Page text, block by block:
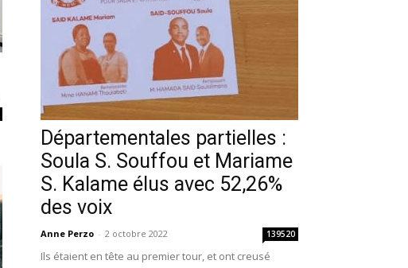
Départementales partielles :
Soula S. Souffou et Mariame
S. Kalame élus avec 52,26%
des voix
Anne Perzo - 2 octobre 2022 139520
Ils étaient en tête au premier tour, et ont creusé